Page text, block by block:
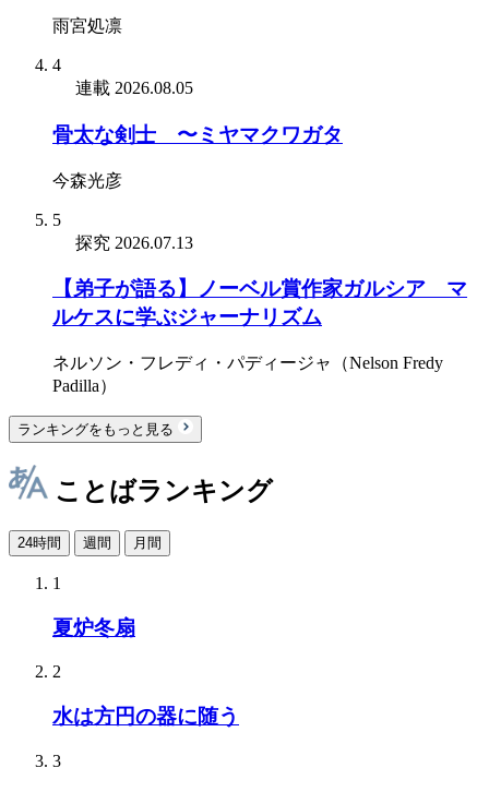
雨宮処凛
4
連載 2026.08.05
骨太な剣士 〜ミヤマクワガタ
今森光彦
5
探究 2026.07.13
【弟子が語る】ノーベル賞作家ガルシア゠マ
ルケスに学ぶジャーナリズム
ネルソン・フレディ・パディージャ（Nelson Fredy
Padilla）
ランキングをもっと見る
ことばランキング
24時間 週間 月間
1
夏炉冬扇
2
水は方円の器に随う
3